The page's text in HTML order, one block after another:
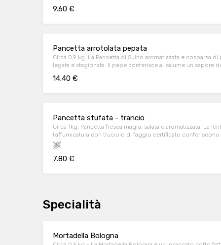
9.60 €
Pancetta arrotolata pepata
Circa 0,9 kg. La Pancetta di Suino aromatizzata e cosparsa
legata e stagionata. Il pepe conferisce al salume un sapore
14.40 €
Pancetta stufata - trancio
Circa 1kg. Pancetta fresca magra, salata e aromatizzata. La
l’affumicatura con truciolo di faggio certificato
inconfondibile. Ideale come salume e in club sandwich, o
7.80 €
Specialità
Mortadella Bologna